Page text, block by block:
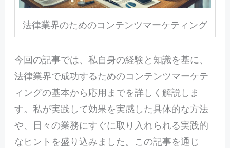
法律業界のためのコンテンツマーケティング
今回の記事では、私自身の経験と知識を基に、
法律業界で成功するためのコンテンツマーケテ
ィングの基本から応用までを詳しく解説しま
す。私が実践して効果を実感した具体的な方法
や、日々の業務にすぐに取り入れられる実践的
なヒントを盛り込みました。この記事を通じ